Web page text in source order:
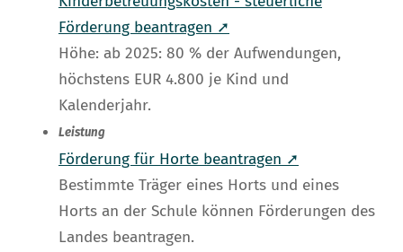
Förderung beantragen ➚
Höhe: ab 2025: 80 % der Aufwendungen,
höchstens EUR 4.800 je Kind und
Kalenderjahr.
Leistung
Förderung für Horte beantragen ➚
Bestimmte Träger eines Horts und eines
Horts an der Schule können Förderungen des
Landes beantragen.